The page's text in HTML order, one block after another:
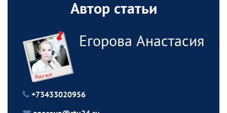
Автор статьи
Егорова Анастасия
+73433020956